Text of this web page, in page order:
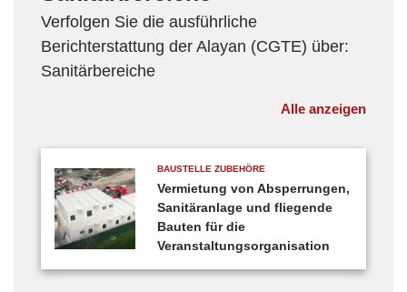
Alle anzeigen
Verfolgen Sie die ausführliche
Berichterstattung der Alayan (CGTE) über:
Sanitärbereiche
BAUSTELLE ZUBEHÖRE
Vermietung von Absperrungen,
Sanitäranlage und fliegende
Bauten für die
Veranstaltungsorganisation